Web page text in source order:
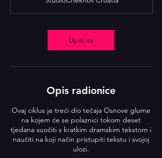
e
t
k
4
j
Upiši se
Opis radionice
Ovaj ciklus je treći dio tečaja Osnove glume
na kojem će se polaznici tokom deset
tjedana suočiti s kratkim dramskim tekstom i
naučiti na koji način pristupiti tekstu i svojoj
ulozi.